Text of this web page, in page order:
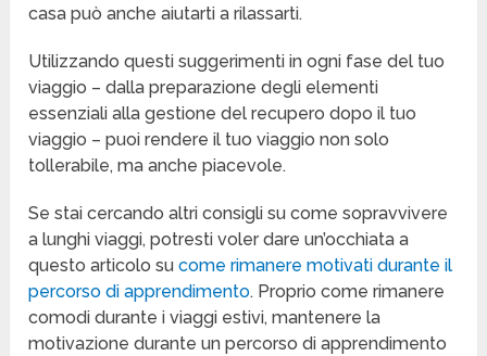
casa può anche aiutarti a rilassarti.
Utilizzando questi suggerimenti in ogni fase del tuo
viaggio – dalla preparazione degli elementi
essenziali alla gestione del recupero dopo il tuo
viaggio – puoi rendere il tuo viaggio non solo
tollerabile, ma anche piacevole.
Se stai cercando altri consigli su come sopravvivere
a lunghi viaggi, potresti voler dare un’occhiata a
questo articolo sucome rimanere motivati durante il
percorso di apprendimento. Proprio come rimanere
comodi durante i viaggi estivi, mantenere la
motivazione durante un percorso di apprendimento